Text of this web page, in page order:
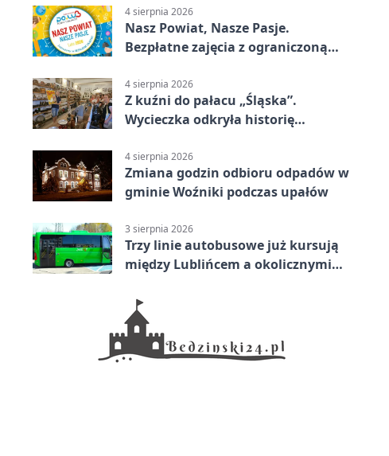
4 sierpnia 2026
Nasz Powiat, Nasze Pasje.
Bezpłatne zajęcia z ograniczoną
4 sierpnia 2026
Z kuźni do pałacu „Śląska”.
Wycieczka odkryła historię
4 sierpnia 2026
Zmiana godzin odbioru odpadów w
gminie Woźniki podczas upałów
3 sierpnia 2026
Trzy linie autobusowe już kursują
między Lublińcem a okolicznymi